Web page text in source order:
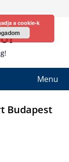
Menu
Budapest
a cookie-k